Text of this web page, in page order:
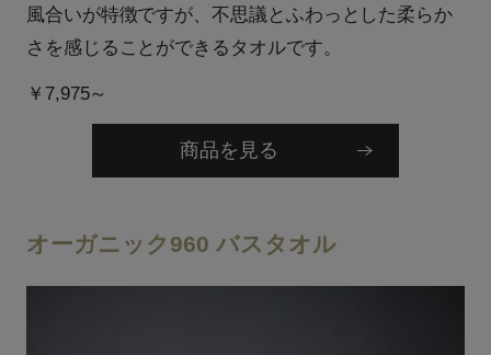
風合いが特徴ですが、不思議とふわっとした柔らか
さを感じることができるタオルです。
￥7,975～
商品を見る
オーガニック960 バスタオル